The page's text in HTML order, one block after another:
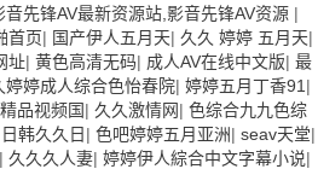
先锋AV最新资源站,影音先锋AV资源 |
首页| 国产伊人五月天| 久久 婷婷 五月天|
址| 黄色高清无码| 成人AV在线中文版| 最
婷婷成人综合色怡春院| 婷婷五月丁香91 |
品视频国| 久久激情网| 色综合九九色综
日韩久久日 | 色吧婷婷五月亚洲| seav天堂|
| 久久久人妻| 婷婷伊人綜合中文字幕小说|